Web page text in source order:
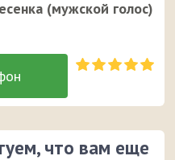
(мужской голос)
что вам еще